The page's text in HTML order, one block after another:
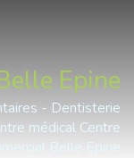
Epine
- Dentisterie
médical Centre
Belle Epine